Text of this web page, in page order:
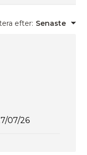
efter: Senaste
07/26